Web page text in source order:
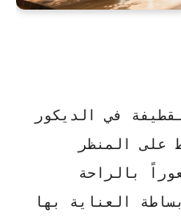
في الديكور
على المنظر
بالراحة
العناية بها